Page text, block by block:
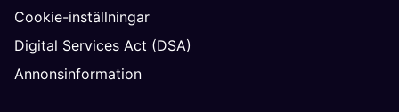
Cookie-inställningar
Digital Services Act (DSA)
Annonsinformation